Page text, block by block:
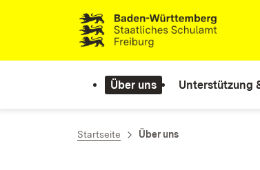
Zum Inhalt springen
Link zur Startseite
Über uns Unterstützung
Startseite Über uns